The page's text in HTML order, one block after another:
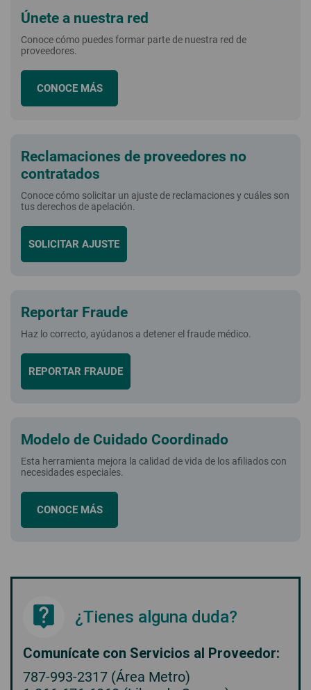
Únete a nuestra red
Conoce cómo puedes formar parte de nuestra red de
proveedores.
CONOCE MÁS
Reclamaciones de proveedores no
contratados
Conoce cómo solicitar un ajuste de reclamaciones y cuáles son
tus derechos de apelación.
SOLICITAR AJUSTE
Reportar Fraude
Haz lo correcto, ayúdanos a detener el fraude médico.
REPORTAR FRAUDE
Modelo de Cuidado Coordinado
Esta herramienta mejora la calidad de vida de los afiliados con
necesidades especiales.
CONOCE MÁS
¿Tienes alguna duda?
Comunícate con Servicios al Proveedor:
787-993-2317 (Área Metro)